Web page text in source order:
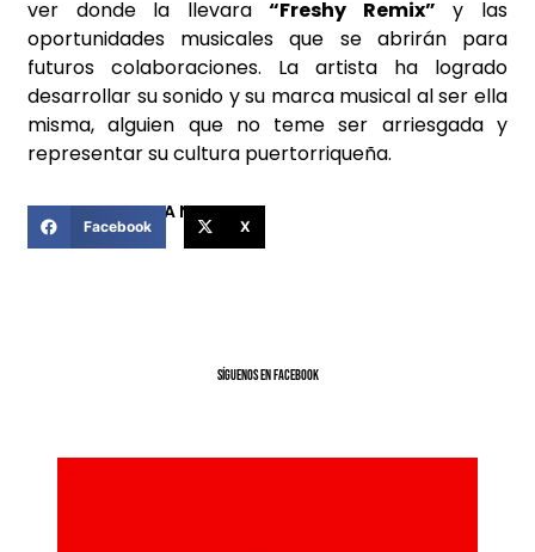
ver donde la llevara“Freshy Remix” y las
oportunidades musicales que se abrirán para
futuros colaboraciones. La artista ha logrado
desarrollar su sonido y su marca musical al ser ella
misma, alguien que no teme ser arriesgada y
representar su cultura puertorriqueña.
COMPARTIR ESTA NOTICIA
Facebook X
SíGUENOS EN FACEBOOK